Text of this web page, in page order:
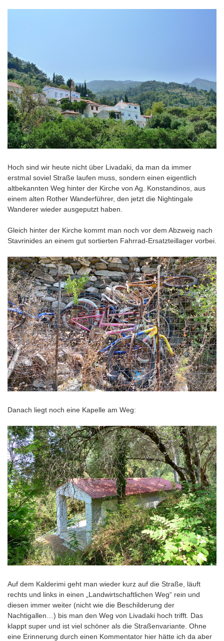
Hoch sind wir heute nicht über Livadaki, da man da immer
erstmal soviel Straße laufen muss, sondern einen eigentlich
altbekannten Weg hinter der Kirche von Ag. Konstandinos, aus
einem alten Rother Wanderführer, den jetzt die Nightingale
Wanderer wieder ausgeputzt haben.
Gleich hinter der Kirche kommt man noch vor dem Abzweig nach
Stavrinides an einem gut sortierten Fahrrad-Ersatzteillager vorbei.
Danach liegt noch eine Kapelle am Weg:
Auf dem Kalderimi geht man wieder kurz auf die Straße, läuft
rechts und links in einen „Landwirtschaftlichen Weg“ rein und
diesen immer weiter (nicht wie die Beschilderung der
Nachtigallen…) bis man den Weg von Livadaki hoch trifft. Das
klappt super und ist viel schöner als die Straßenvariante. Ohne
eine Erinnerung durch einen Kommentator hier hätte ich da aber